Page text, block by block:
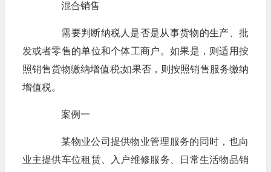
混合销售
需要判断纳税人是否是从事货物的生产、批
发或者零售的单位和个体工商户。如果是，则适用按
照销售货物缴纳增值税;如果否，则按照销售服务缴纳
增值税。
案例一
某物业公司提供物业管理服务的同时，也向
业主提供车位租赁、入户维修服务、日常生活物品销